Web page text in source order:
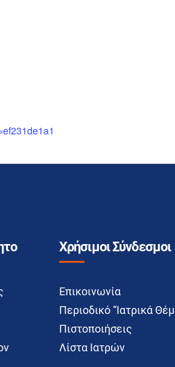
Χρήσιμοι Σύνδεσμοι
Επικοινωνία
Περιοδικό “Ιατρικά
Πιστοποιήσεις
Λίστα Ιατρών